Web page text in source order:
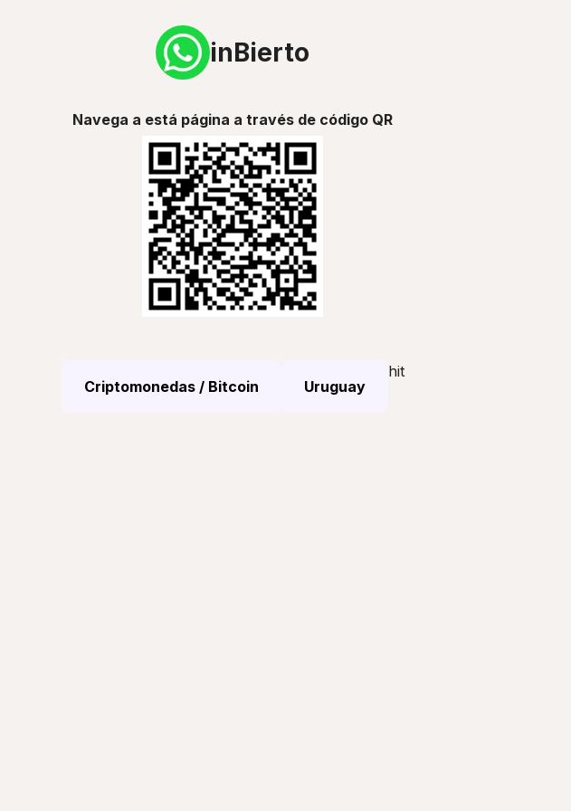
inBierto
Navega a está página a través de código QR
Criptomonedas / Bitcoin Uruguay
hit